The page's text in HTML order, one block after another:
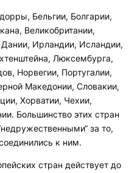
Бельгии, Болгарии,
Великобритании,
Ирландии, Исландии,
Люксембурга,
Норвегии, Португалии,
Македонии, Словакии,
Хорватии, Чехии,
Большинство этих стран
за то,
к ним.
стран действует до